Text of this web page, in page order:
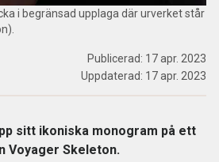
i begränsad upplaga där urverket står
Publicerad: 17 apr. 2023
Uppdaterad: 17 apr. 2023
sitt ikoniska monogram på ett
Voyager Skeleton.